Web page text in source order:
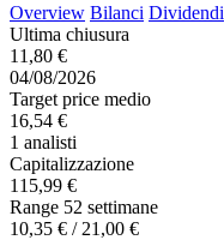
Overview Bilanci Dividendi
Ultima chiusura
11,80 €
04/08/2026
Target price medio
16,54 €
1 analisti
Capitalizzazione
115,99 €
Range 52 settimane
10,35 € / 21,00 €